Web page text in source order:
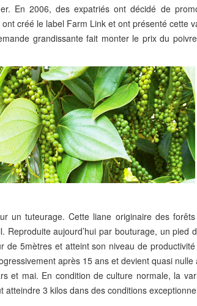
En 2006, des expatriés ont décidé de
créé le label Farm Link et ont présenté cette
grandissante fait monter le prix du
un tuteurage. Cette liane originaire des
Reproduite aujourd’hui par bouturage, un
5mètres et atteint son niveau de
après 15 ans et devient quasi
et mai. En condition de culture normale, la
3 kilos dans des conditions